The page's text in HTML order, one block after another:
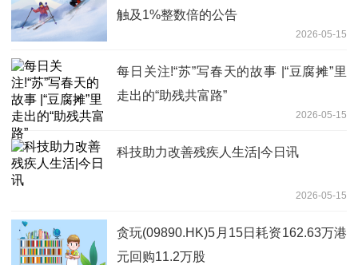
触及1%整数倍的公告
2026-05-15
每日关注!“苏”写春天的故事 |“豆腐摊”里
走出的“助残共富路”
2026-05-15
科技助力改善残疾人生活|今日讯
2026-05-15
贪玩(09890.HK)5月15日耗资162.63万港
元回购11.2万股